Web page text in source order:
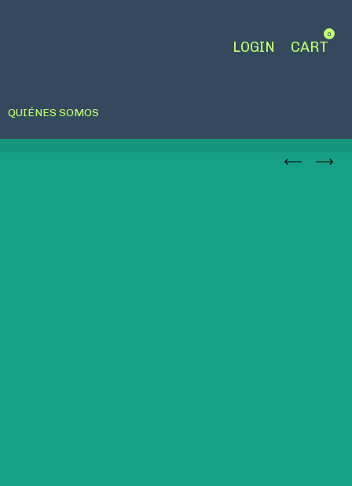
LOGIN CART
0
QUIÉNES SOMOS